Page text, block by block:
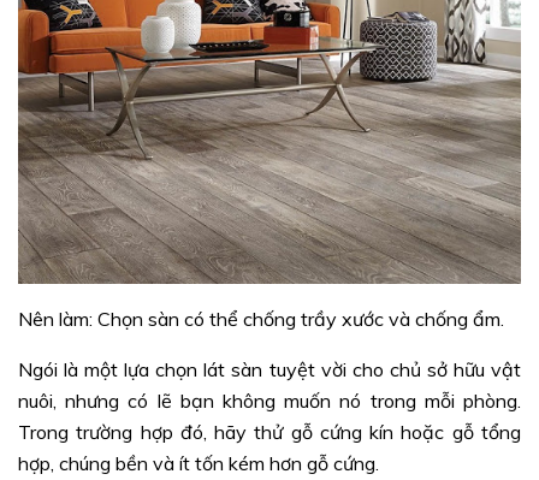
Nên làm: Chọn sàn có thể chống trầy xước và chống ẩm.
Ngói là một lựa chọn lát sàn tuyệt vời cho chủ sở hữu vật
nuôi, nhưng có lẽ bạn không muốn nó trong mỗi phòng.
Trong trường hợp đó, hãy thử gỗ cứng kín hoặc gỗ tổng
hợp, chúng bền và ít tốn kém hơn gỗ cứng.